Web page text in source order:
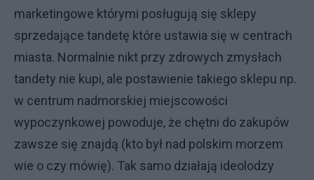
marketingowe którymi posługują się sklepy
sprzedające tandetę które ustawia się w centrach
miasta. Normalnie nikt przy zdrowych zmysłach
tandety nie kupi, ale postawienie takiego sklepu np.
w centrum nadmorskiej miejscowości
wypoczynkowej powoduje, że chętni do zakupów
zawsze się znajdą (kto był nad polskim morzem
wie o czy mówię). Tak samo działają ideolodzy